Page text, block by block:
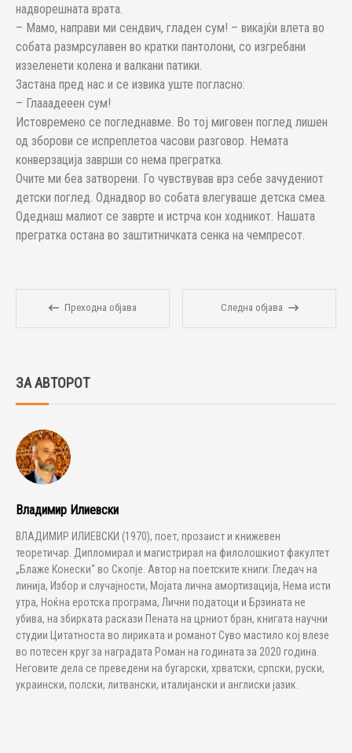
надворешната врата.
– Мамо, направи ми сендвич, гладен сум! – викајќи влета во
собата размрсулавен во кратки пантолони, со изгребани
иззеленети колена и валкани патики.
Застана пред нас и се извика уште погласно:
– Глааадееен сум!
Истовремено се погледнавме. Во тој миговен поглед лишен
од зборови се испреплетоа часови разговор. Немата
конверзација заврши со нема прегратка.
Oчите ми беа затворени. Го чувствував врз себе зачудениот
детски поглед. Однадвор во собата влегуваше детска смеа.
Одеднаш малиот се заврте и истрча кон ходникот. Нашата
прегратка остана во заштитничката сенка на чемпресот.
Преходна објава Следна објава
ЗА АВТОРОТ
Владимир Илиевски
ВЛАДИМИР ИЛИЕВСКИ (1970), поет, прозаист и книжевен
теоретичар. Дипломирал и магистрирал на филолошкиот факултет
„Блаже Конески“ во Скопје. Автор на поетските книги: Гледач на
линија, Избор и случајности, Мојата лична амортизација, Нема исти
утра, Ноќна еротска програма, Лични податоци и Брзината не
убива, на збирката раскази Пената на црниот бран, книгата научни
студии Цитатноста во лириката и романот Суво мастило кој влезе
во потесен круг за наградата Роман на годината за 2020 година.
Неговите дела се преведени на бугарски, хрватски, српски, руски,
украински, полски, литвански, италијански и англиски јазик.